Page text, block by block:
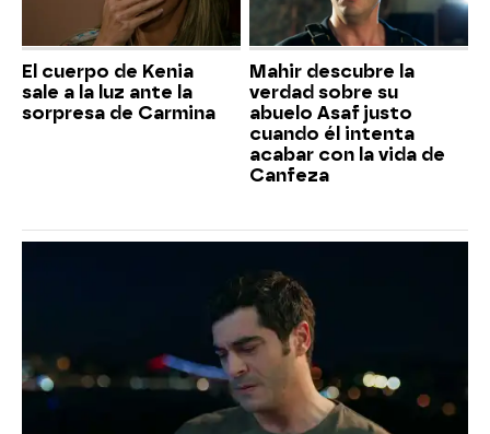
El cuerpo de Kenia
sale a la luz ante la
sorpresa de Carmina
Mahir descubre la
verdad sobre su
abuelo Asaf justo
cuando él intenta
acabar con la vida de
Canfeza